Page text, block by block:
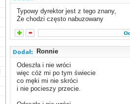
Typowy dyrektor jest z tego znany,
Że chodzi często nabuzowany
Ronnie
Odeszła i nie wróci
więc cóż mi po tym świecie
co męki mi nie skróci
i nie pocieszy przecie.